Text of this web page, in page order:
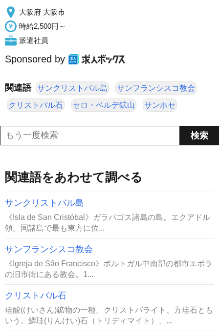
大阪府 大阪市
時給2,500円～
派遣社員
Sponsored by
関連語 サンクリストバル島 サンフランシスコ教会
クリストバル石 セロ・ベルデ鉱山 サンホセ
関連語をあわせて調べる
サンクリストバル島
《Isla de San Cristóbal》ガラパゴス諸島の島。エクアドル
領。同諸島で最も東方に位...
サンフランシスコ教会
《Igreja de São Francisco》ポルトガル中南部の都市エボラ
の旧市街にある教会。1...
クリストバル石
珪酸(けいさん)鉱物の一種。クリストバライト、方珪石とも
いう。鱗珪(りんけい)石（トリディマイト）、...